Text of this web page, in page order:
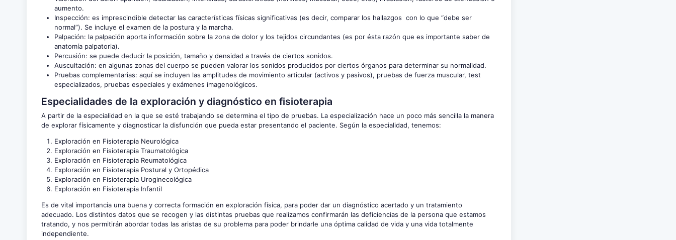
aumento.
Inspección: es imprescindible detectar las características físicas significativas (es decir, comparar los hallazgos con lo que “debe ser
normal”). Se incluye el examen de la postura y la marcha.
Palpación: la palpación aporta información sobre la zona de dolor y los tejidos circundantes (es por ésta razón que es importante saber de
anatomía palpatoria).
Percusión: se puede deducir la posición, tamaño y densidad a través de ciertos sonidos.
Auscultación: en algunas zonas del cuerpo se pueden valorar los sonidos producidos por ciertos órganos para determinar su normalidad.
Pruebas complementarias: aquí se incluyen las amplitudes de movimiento articular (activos y pasivos), pruebas de fuerza muscular, test
especializados, pruebas especiales y exámenes imagenológicos.
Especialidades de la exploración y diagnóstico en fisioterapia
A partir de la especialidad en la que se esté trabajando se determina el tipo de pruebas. La especialización hace un poco más sencilla la manera
de explorar físicamente y diagnosticar la disfunción que pueda estar presentando el paciente. Según la especialidad, tenemos:
Exploración en Fisioterapia Neurológica
Exploración en Fisioterapia Traumatológica
Exploración en Fisioterapia Reumatológica
Exploración en Fisioterapia Postural y Ortopédica
Exploración en Fisioterapia Uroginecológica
Exploración en Fisioterapia Infantil
Es de vital importancia una buena y correcta formación en exploración física, para poder dar un diagnóstico acertado y un tratamiento
adecuado. Los distintos datos que se recogen y las distintas pruebas que realizamos confirmarán las deficiencias de la persona que estamos
tratando, y nos permitirán abordar todas las aristas de su problema para poder brindarle una óptima calidad de vida y una vida totalmente
independiente.